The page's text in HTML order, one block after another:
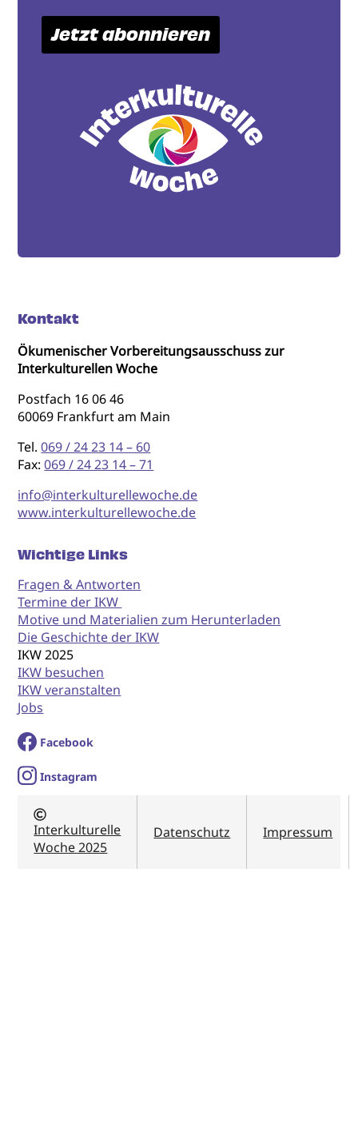
Jetzt abonnieren
Kontakt
Ökumenischer Vorbereitungsausschuss zur
Interkulturellen Woche
Postfach 16 06 46
60069 Frankfurt am Main
Tel.069 / 24 23 14 – 60
Fax:069 / 24 23 14 – 71
info@interkulturellewoche.de
www.interkulturellewoche.de
Wichtige Links
Fragen & Antworten
Termine der IKW
Motive und Materialien zum Herunterladen
Die Geschichte der IKW
IKW 2025
IKW besuchen
IKW veranstalten
Jobs
Facebook
Instagram
Interkulturelle
Woche 2025
Datenschutz Impressum